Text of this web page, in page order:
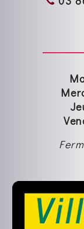
célébration
Vendredi 17
Tronsanges